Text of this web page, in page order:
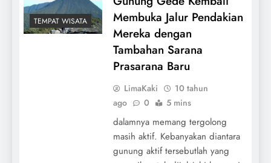
TEMPAT WISATA
Membuka Jalur Pendakian
Mereka dengan
Tambahan Sarana
Prasarana Baru
LimaKaki
10 tahun
ago
0 5 mins
dalamnya memang tergolong
masih aktif. Kebanyakan diantara
gunung aktif tersebutlah yang